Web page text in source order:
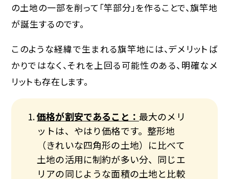
の土地の一部を削って「竿部分」を作ることで、旗竿地
が誕生するのです。
このような経緯で生まれる旗竿地には、デメリットば
かりではなく、それを上回る可能性のある、明確なメ
リットも存在します。
価格が割安であること： 最大のメリ
ットは、やはり価格です。整形地
（きれいな四角形の土地）に比べて
土地の活用に制約が多い分、同じエ
リアの同じような面積の土地と比較